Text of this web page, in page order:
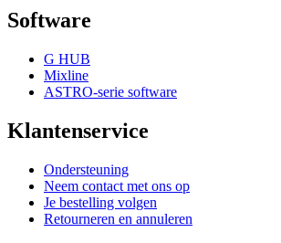
Software
G HUB
Mixline
ASTRO-serie software
Klantenservice
Ondersteuning
Neem contact met ons op
Je bestelling volgen
Retourneren en annuleren